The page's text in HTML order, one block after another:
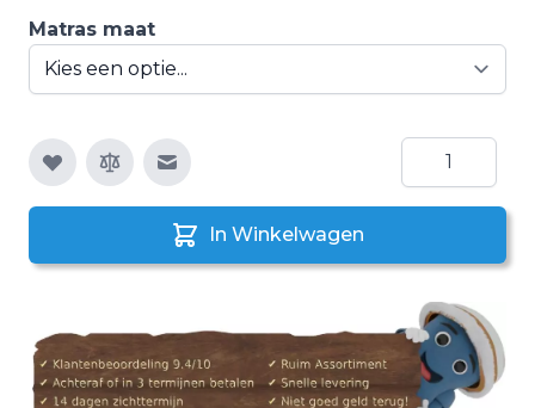
Matras maat
E-mail naar een vriend
Aantal
In Winkelwagen